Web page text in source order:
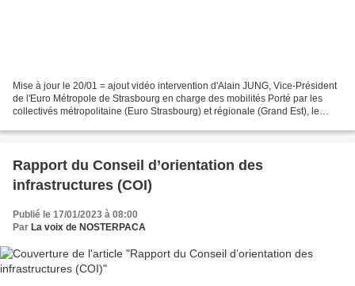
Mise à jour le 20/01 = ajout vidéo intervention d'Alain JUNG, Vice-Président
de l'Euro Métropole de Strasbourg en charge des mobilités Porté par les
collectivés métropolitaine (Euro Strasbourg) et régionale (Grand Est), le
Rapport du Conseil d’orientation des
infrastructures (COI)
Publié le 17/01/2023 à 08:00
Par La voix de NOSTERPACA